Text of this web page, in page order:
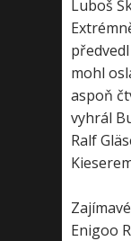
Luboš
mohl
aspoň
vyhrál
Ralf
Enigoo